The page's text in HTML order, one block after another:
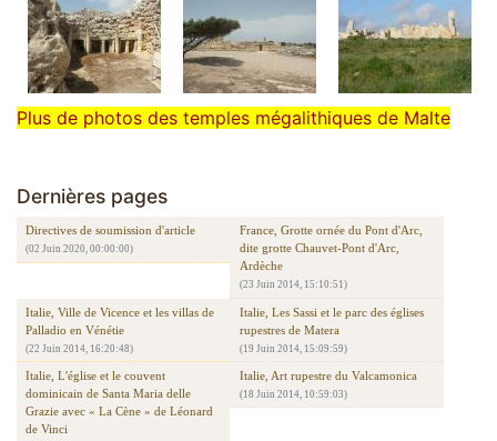
Plus de photos des temples mégalithiques de Malte
Dernières pages
Directives de soumission d'article
(02 Juin 2020, 00:00:00)
France, Grotte ornée du Pont d'Arc,
dite grotte Chauvet-Pont d'Arc,
Ardèche
(23 Juin 2014, 15:10:51)
Italie, Ville de Vicence et les villas de
Palladio en Vénétie
(22 Juin 2014, 16:20:48)
Italie, Les Sassi et le parc des églises
rupestres de Matera
(19 Juin 2014, 15:09:59)
Italie, L'église et le couvent
dominicain de Santa Maria delle
Grazie avec « La Cène » de Léonard
de Vinci
Italie, Art rupestre du Valcamonica
(18 Juin 2014, 10:59:03)